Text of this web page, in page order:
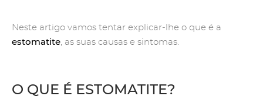
Neste artigo vamos tentar explicar-lhe o que é a
estomatite, as suas causas e sintomas.
O QUE É ESTOMATITE?